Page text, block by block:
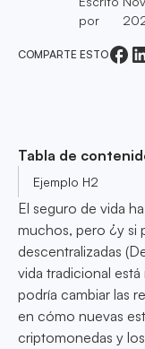
por
COMPARTE ESTO
Tabla de
Ejemplo H2
El seguro de vida
muchos, pero ¿y si
descentralizadas
vida tradicional
podría cambiar las
en cómo nuevas
criptomonedas y